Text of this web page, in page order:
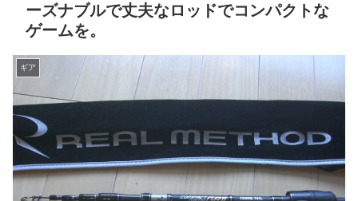
ーズナブルで丈夫なロッドでコンパクトな
ゲームを。
ギア